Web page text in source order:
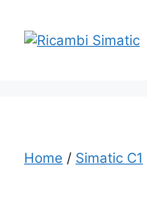
contenuto
Home / Simatic C1